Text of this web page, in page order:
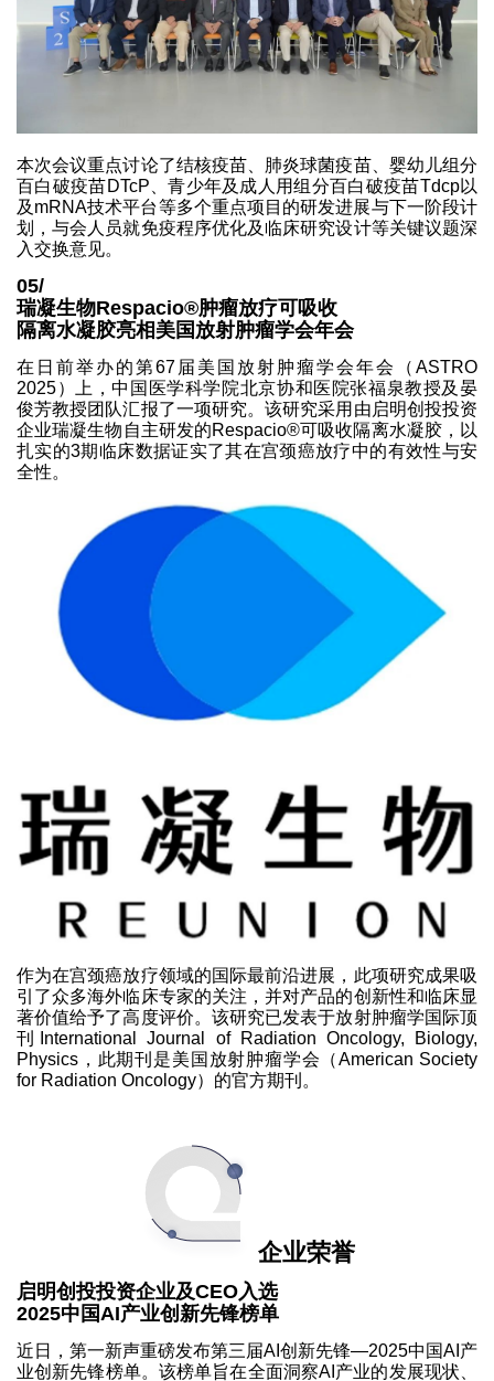
本次会议重点讨论了结核疫苗、肺炎球菌疫苗、婴幼儿组分
百白破疫苗DTcP、青少年及成人用组分百白破疫苗Tdcp以
及mRNA技术平台等多个重点项目的研发进展与下一阶段计
划，与会人员就免疫程序优化及临床研究设计等关键议题深
入交换意见。
05/
瑞凝生物Respacio®肿瘤放疗可吸收
隔离水凝胶亮相美国放射肿瘤学会年会
在日前举办的第67届美国放射肿瘤学会年会（ASTRO
2025）上，中国医学科学院北京协和医院张福泉教授及晏
俊芳教授团队汇报了一项研究。该研究采用由启明创投投资
企业瑞凝生物自主研发的Respacio®可吸收隔离水凝胶，以
扎实的3期临床数据证实了其在宫颈癌放疗中的有效性与安
全性。
作为在宫颈癌放疗领域的国际最前沿进展，此项研究成果吸
引了众多海外临床专家的关注，并对产品的创新性和临床显
著价值给予了高度评价。该研究已发表于放射肿瘤学国际顶
刊International Journal of Radiation Oncology, Biology,
Physics，此期刊是美国放射肿瘤学会（American Society
for Radiation Oncology）的官方期刊。
企业荣誉
启明创投投资企业及CEO入选
2025中国AI产业创新先锋榜单
近日，第一新声重磅发布第三届AI创新先锋—2025中国AI产
业创新先锋榜单。该榜单旨在全面洞察AI产业的发展现状、